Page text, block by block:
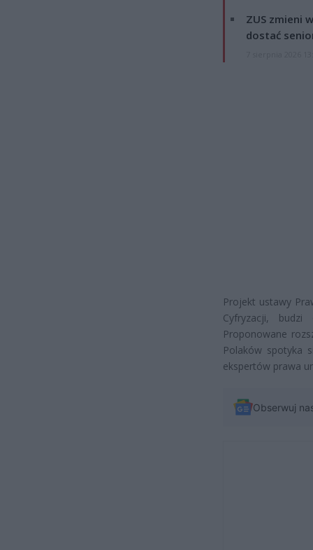
ZUS zmieni
dostać
Projekt ustawy
Cyfryzacji,
Proponowane
Polaków spotyka
ekspertów prawa
Obserwuj